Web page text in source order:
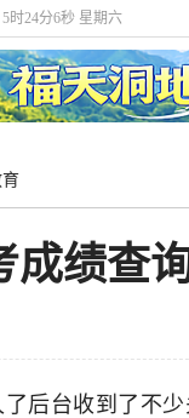
时24分7秒 星期六
成绩查
后台收到了不